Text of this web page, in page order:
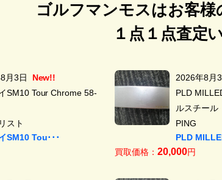
ゴルフマンモスはお客
１点１点査定
月3日
New!!
SM10 Tour Chrome 58-
スト
SM10 Tou･･･
2026年8月
PLD
ルスチール
PING
PLD
買取価格： 20,000円